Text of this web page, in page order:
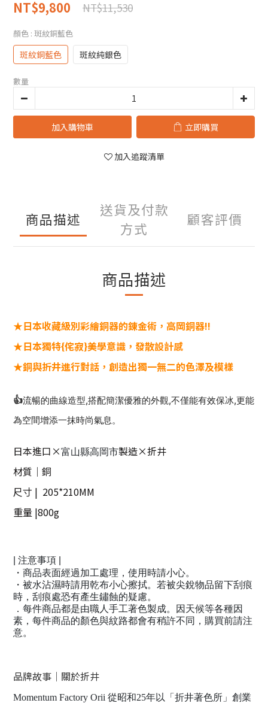
NT$11,530
NT$9,800
顏色 : 斑紋銅藍色
斑紋銅藍色 斑紋純銀色
數量
加入購物車 立即購買
加入追蹤清單
商品描述
送貨及付款
方式
顧客評價
商品描述
★日本收藏級別彩繪銅器的錬金術 ， 高岡銅器!!
★日本獨特{侘寂}美學意識 ，發散設計感
★銅與折井進行對話 ，創造出獨一無二的色澤及模樣
👍流暢的曲線造型,搭配簡潔優雅的外觀,不僅能有效保冰,更能
為空間增添一抹時尚氣息。
日本進口×富山縣高岡市製造×折井
材質｜銅
尺寸 | 205*210MM
重量 |800g
| 注意事項 |
・商品表面經過加工處理，使用時請小心。
・被水沾濕時請用乾布小心擦拭。若被尖銳物品留下刮痕
時，刮痕處恐有產生鏽蝕的疑慮。
．每件商品都是由職人手工著色製成。因天候等各種因
素，每件商品的顏色與紋路都會有稍許不同，購買前請注
意。
品牌故事｜關於折井
Momentum Factory Orii 從昭和25年以「折井著色所」創業